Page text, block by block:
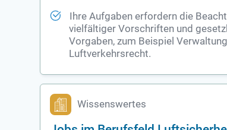
Ihre Aufgaben erfordern die
vielfältiger Vorschriften und
Vorgaben, zum Beispiel
Luftverkehrsrecht.
Wissenswertes